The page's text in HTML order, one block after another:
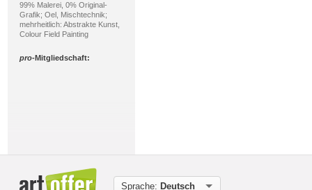
99% Malerei, 0% Original-
Grafik; Oel, Mischtechnik;
mehrheitlich: Abstrakte Kunst,
Colour Field Painting
pro-Mitgliedschaft:
Pol Ledent
Sprache: Deutsch